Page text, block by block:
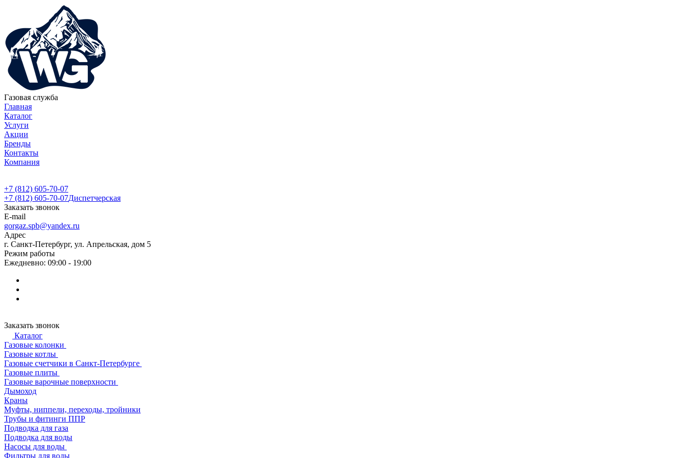
Газовая служба
Главная
Каталог
Услуги
Акции
Бренды
Контакты
Компания
+7 (812) 605-70-07
+7 (812) 605-70-07Диспетчерская
Заказать звонок
E-mail
gorgaz.spb@yandex.ru
Адрес
г. Санкт-Петербург, ул. Апрельская, дом 5
Режим работы
Ежедневно: 09:00 - 19:00
Заказать звонок
Каталог
Газовые колонки
Газовые котлы
Газовые счетчики в Санкт-Петербурге
Газовые плиты
Газовые варочные поверхности
Дымоход
Краны
Муфты, ниппели, переходы, тройники
Трубы и фитинги ППР
Подводка для газа
Подводка для воды
Насосы для воды
Фильтры для воды